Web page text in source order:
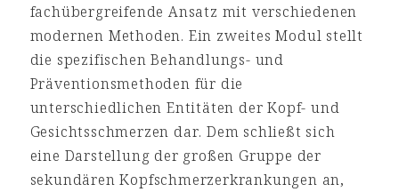
fachübergreifende Ansatz mit verschiedenen
modernen Methoden. Ein zweites Modul stellt
die spezifischen Behandlungs- und
Präventionsmethoden für die
unterschiedlichen Entitäten der Kopf- und
Gesichtsschmerzen dar. Dem schließt sich
eine Darstellung der großen Gruppe der
sekundären Kopfschmerzerkrankungen an,